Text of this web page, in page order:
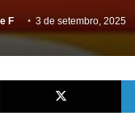
F 3 de setembro, 2025
Facebook X